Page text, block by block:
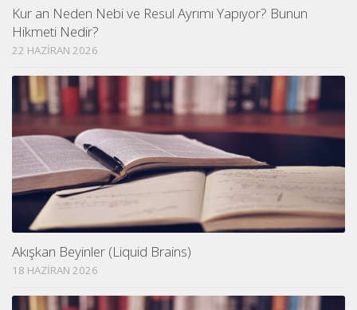
Kur an Neden Nebi ve Resul Ayrımı Yapıyor? Bunun
Hikmeti Nedir?
22 HAZIRAN 2026
Akışkan Beyinler (Liquid Brains)
18 HAZIRAN 2026